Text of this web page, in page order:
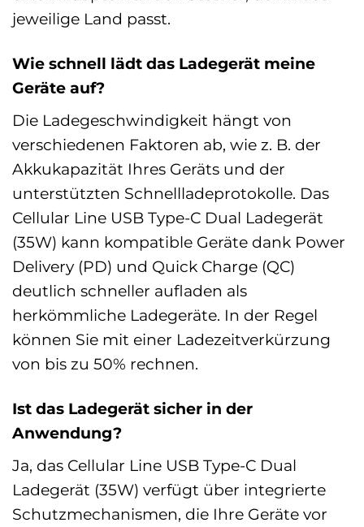
jeweilige Land passt.
Wie schnell lädt das Ladegerät meine
Geräte auf?
Die Ladegeschwindigkeit hängt von
verschiedenen Faktoren ab, wie z. B. der
Akkukapazität Ihres Geräts und der
unterstützten Schnellladeprotokolle. Das
Cellular Line USB Type-C Dual Ladegerät
(35W) kann kompatible Geräte dank Power
Delivery (PD) und Quick Charge (QC)
deutlich schneller aufladen als
herkömmliche Ladegeräte. In der Regel
können Sie mit einer Ladezeitverkürzung
von bis zu 50% rechnen.
Ist das Ladegerät sicher in der
Anwendung?
Ja, das Cellular Line USB Type-C Dual
Ladegerät (35W) verfügt über integrierte
Schutzmechanismen, die Ihre Geräte vor